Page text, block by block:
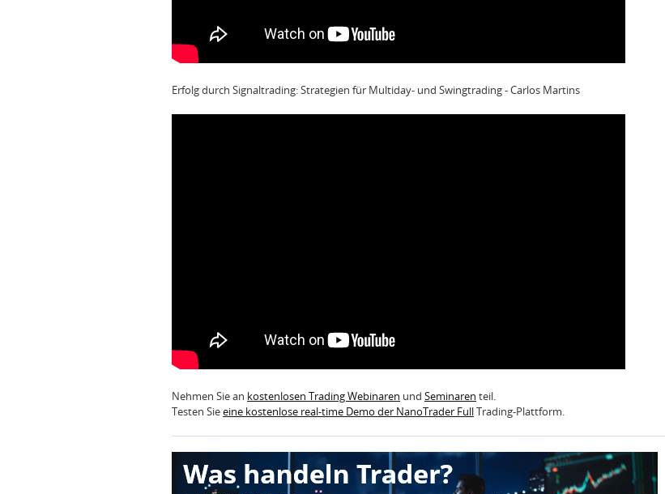
Erfolg durch Signaltrading: Strategien für Multiday- und Swingtrading - Carlos Martins
Nehmen Sie an kostenlosen Trading Webinaren und Seminaren teil.
Testen Sieeine kostenlose real-time Demo der NanoTrader FullTrading-Plattform.